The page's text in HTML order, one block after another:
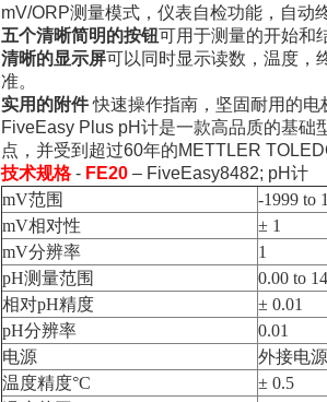
mV/ORP测量模式，仪表自检功能，自动
五个清晰简明的按钮可用于测量的开始和
清晰的显示屏可以同时显示读数，温度，
准。
实用的附件快速操作指南，坚固耐用的电
FiveEasy Plus pH计是一款高品质的基础
点，并受到超过60年的METTLER
技术规格- FE20 – FiveEasy8482; pH计
mV范围
-1999 to
mV相对性
± 1
mV分辨率
1
pH测量范围
0.00 to
相对pH精度
± 0.01
pH分辨率
0.01
电源
外接电源
温度精度°C
± 0.5